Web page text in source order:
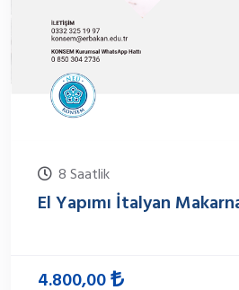
8 Saatlik
El Yapımı İtalyan
4.800,00